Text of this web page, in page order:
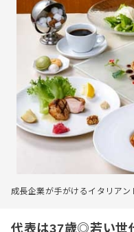
成長企業が手がけるイタリアン
代表は37歳◎若い世